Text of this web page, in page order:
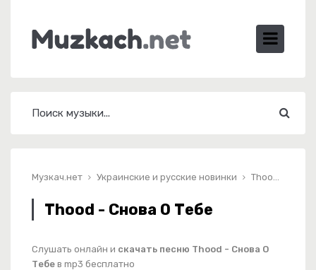
Музкач.нет Украинские и русские новинки Thood - Снова О Тебе
Thood - Снова О Тебе
Слушать онлайн и скачать песню Thood - Снова О
Тебе в mp3 бесплатно